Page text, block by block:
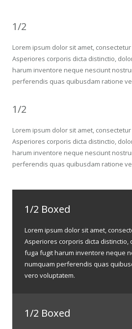
1/2
Lorem ipsum dolor sit amet,
Asperiores corporis dicta distinctio,
harum inventore neque nesciunt
perferendis quas quibusdam ratione
1/2
Lorem ipsum dolor sit amet,
Asperiores corporis dicta distinctio,
harum inventore neque nesciunt
perferendis quas quibusdam ratione
1/2 Boxed
Lorem ipsum dolor sit amet,
Asperiores corporis dicta distinctio,
fuga fugit harum inventore neque
numquam perferendis quas
vero voluptatem.
1/2 Boxed